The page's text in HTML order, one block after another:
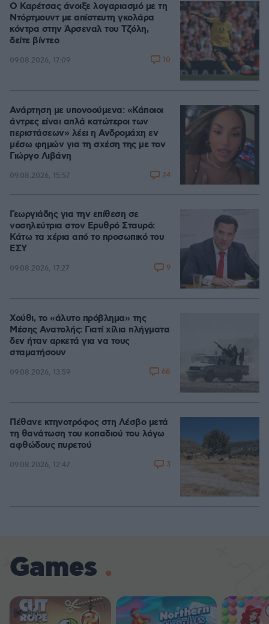
Ο Καρέτσας άνοιξε λογαριασμό με τη
Ντόρτμουντ με απίστευτη γκολάρα
κόντρα στην Άρσεναλ του Τζόλη,
δείτε βίντεο
09.08.2026, 17:09 10
Ανάρτηση με υπονοούμενα: «Κάποιοι
άντρες είναι απλά κατώτεροι των
περιστάσεων» λέει η Ανδρομάχη εν
μέσω φημών για τη σχέση της με τον
Γιώργο Λιβάνη
09.08.2026, 15:57 24
Γεωργιάδης για την επίθεση σε
νοσηλεύτρια στον Ερυθρό Σταυρό:
Κάτω τα χέρια από το προσωπικό του
ΕΣΥ
09.08.2026, 17:27 9
Χούθι, το «άλυτο πρόβλημα» της
Μέσης Ανατολής: Γιατί χίλια πλήγματα
δεν ήταν αρκετά για να τους
σταματήσουν
09.08.2026, 13:59 68
Πέθανε κτηνοτρόφος στη Λέσβο μετά
τη θανάτωση του κοπαδιού του λόγω
αφθώδους πυρετού
09.08.2026, 12:47 3
Games